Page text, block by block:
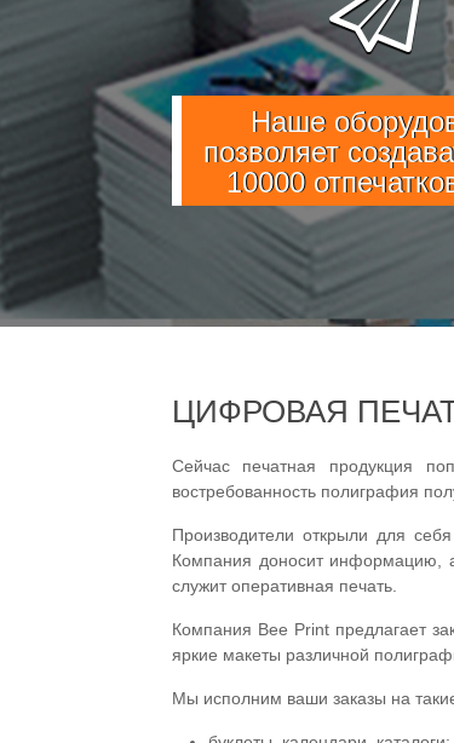
Наше
позволяет
10000
ЦИФРОВАЯ
Сейчас печатная продукция
востребованность полиграфия
Производители открыли для
Компания доносит информацию, а
служит оперативная печать.
Компания Bee Print предлагает
яркие макеты различной
Мы исполним ваши заказы на